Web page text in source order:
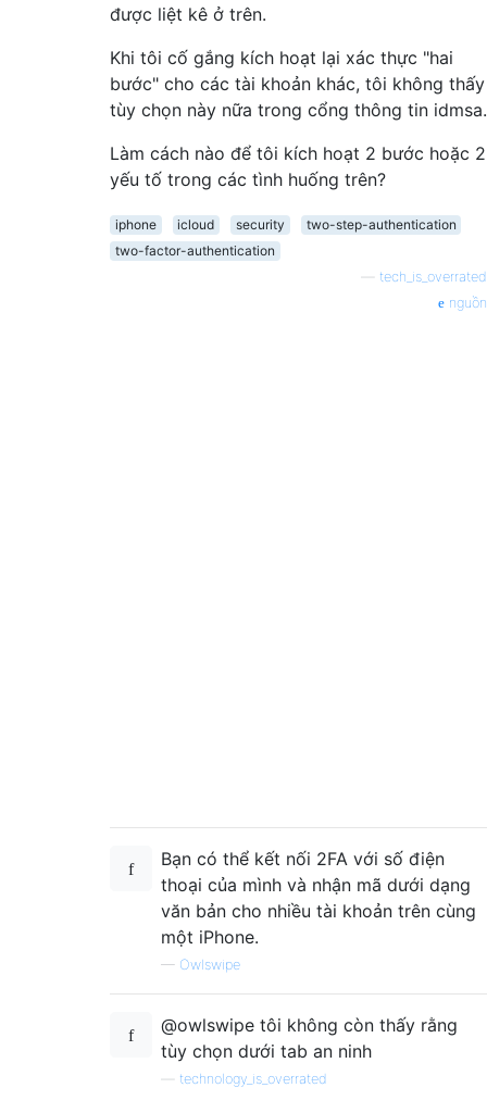
được liệt kê ở trên.
Khi tôi cố gắng kích hoạt lại xác thực "hai
bước" cho các tài khoản khác, tôi không thấy
tùy chọn này nữa trong cổng thông tin idmsa.
Làm cách nào để tôi kích hoạt 2 bước hoặc 2
yếu tố trong các tình huống trên?
iphone icloud security
two-step-authentication
two-factor-authentication
tech_is_overrated
nguồn
Bạn có thể kết nối 2FA với số điện
thoại của mình và nhận mã dưới dạng
văn bản cho nhiều tài khoản trên cùng
một iPhone.
— Owlswipe
@owlswipe tôi không còn thấy rằng
tùy chọn dưới tab an ninh
technology_is_overrated